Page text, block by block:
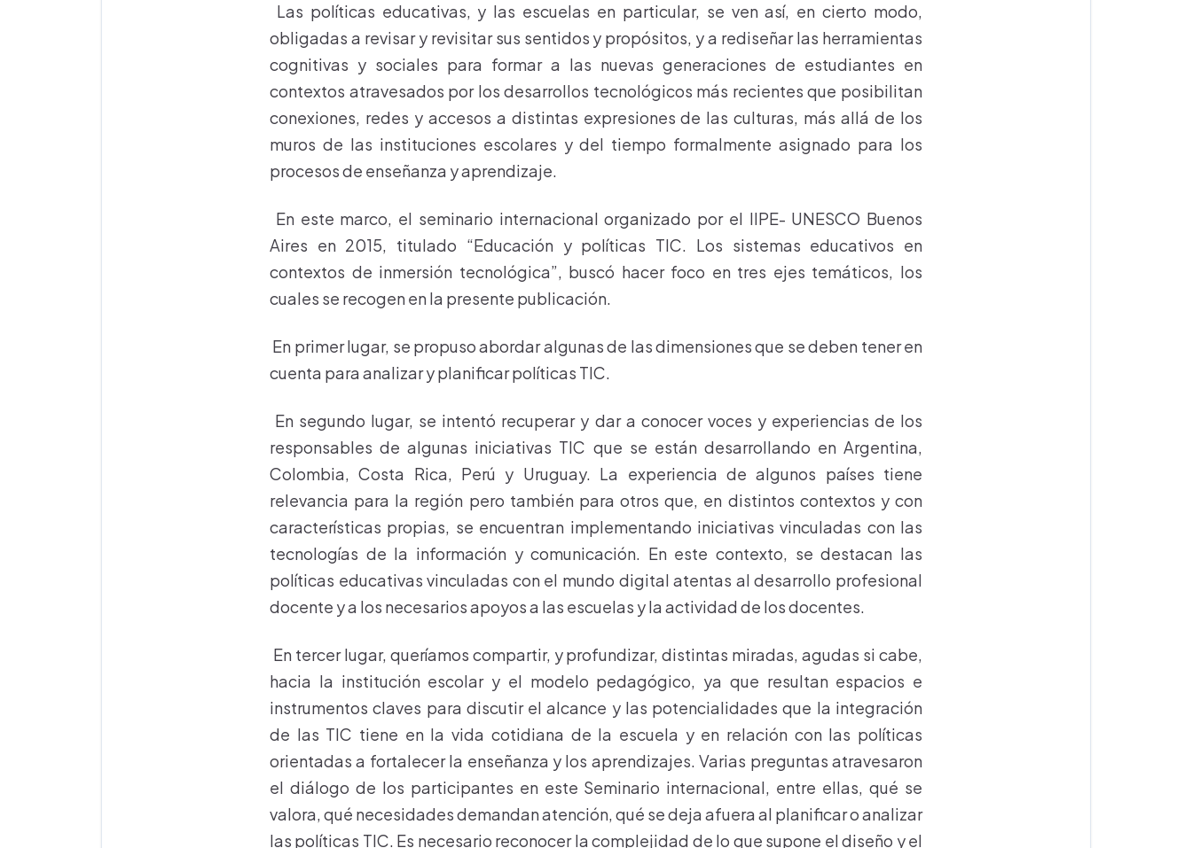
Las políticas educativas, y las escuelas en particular, se ven así, en cierto modo,
obligadas a revisar y revisitar sus sentidos y propósitos, y a rediseñar las herramientas
cognitivas y sociales para formar a las nuevas generaciones de estudiantes en
contextos atravesados por los desarrollos tecnológicos más recientes que posibilitan
conexiones, redes y accesos a distintas expresiones de las culturas, más allá de los
muros de las instituciones escolares y del tiempo formalmente asignado para los
procesos de enseñanza y aprendizaje.
En este marco, el seminario internacional organizado por el IIPE- UNESCO Buenos
Aires en 2015, titulado “Educación y políticas TIC. Los sistemas educativos en
contextos de inmersión tecnológica”, buscó hacer foco en tres ejes temáticos, los
cuales se recogen en la presente publicación.
En primer lugar, se propuso abordar algunas de las dimensiones que se deben tener en
cuenta para analizar y planificar políticas TIC.
En segundo lugar, se intentó recuperar y dar a conocer voces y experiencias de los
responsables de algunas iniciativas TIC que se están desarrollando en Argentina,
Colombia, Costa Rica, Perú y Uruguay. La experiencia de algunos países tiene
relevancia para la región pero también para otros que, en distintos contextos y con
características propias, se encuentran implementando iniciativas vinculadas con las
tecnologías de la información y comunicación. En este contexto, se destacan las
políticas educativas vinculadas con el mundo digital atentas al desarrollo profesional
docente y a los necesarios apoyos a las escuelas y la actividad de los docentes.
En tercer lugar, queríamos compartir, y profundizar, distintas miradas, agudas si cabe,
hacia la institución escolar y el modelo pedagógico, ya que resultan espacios e
instrumentos claves para discutir el alcance y las potencialidades que la integración
de las TIC tiene en la vida cotidiana de la escuela y en relación con las políticas
orientadas a fortalecer la enseñanza y los aprendizajes. Varias preguntas atravesaron
el diálogo de los participantes en este Seminario internacional, entre ellas, qué se
valora, qué necesidades demandan atención, qué se deja afuera al planificar o analizar
las políticas TIC. Es necesario reconocer la complejidad de lo que supone el diseño y el